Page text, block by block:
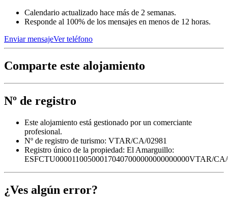
Calendario actualizado hace más de 2 semanas.
Responde al 100% de los mensajes en menos de 12 horas.
Enviar mensajeVer teléfono
Comparte este alojamiento
Nº de registro
Este alojamiento está gestionado por un comerciante
profesional.
Nº de registro de turismo: VTAR/CA/02981
Registro único de la propiedad: El Amarguillo:
ESFCTU000011005000170407000000000000000VTAR/
¿Ves algún error?